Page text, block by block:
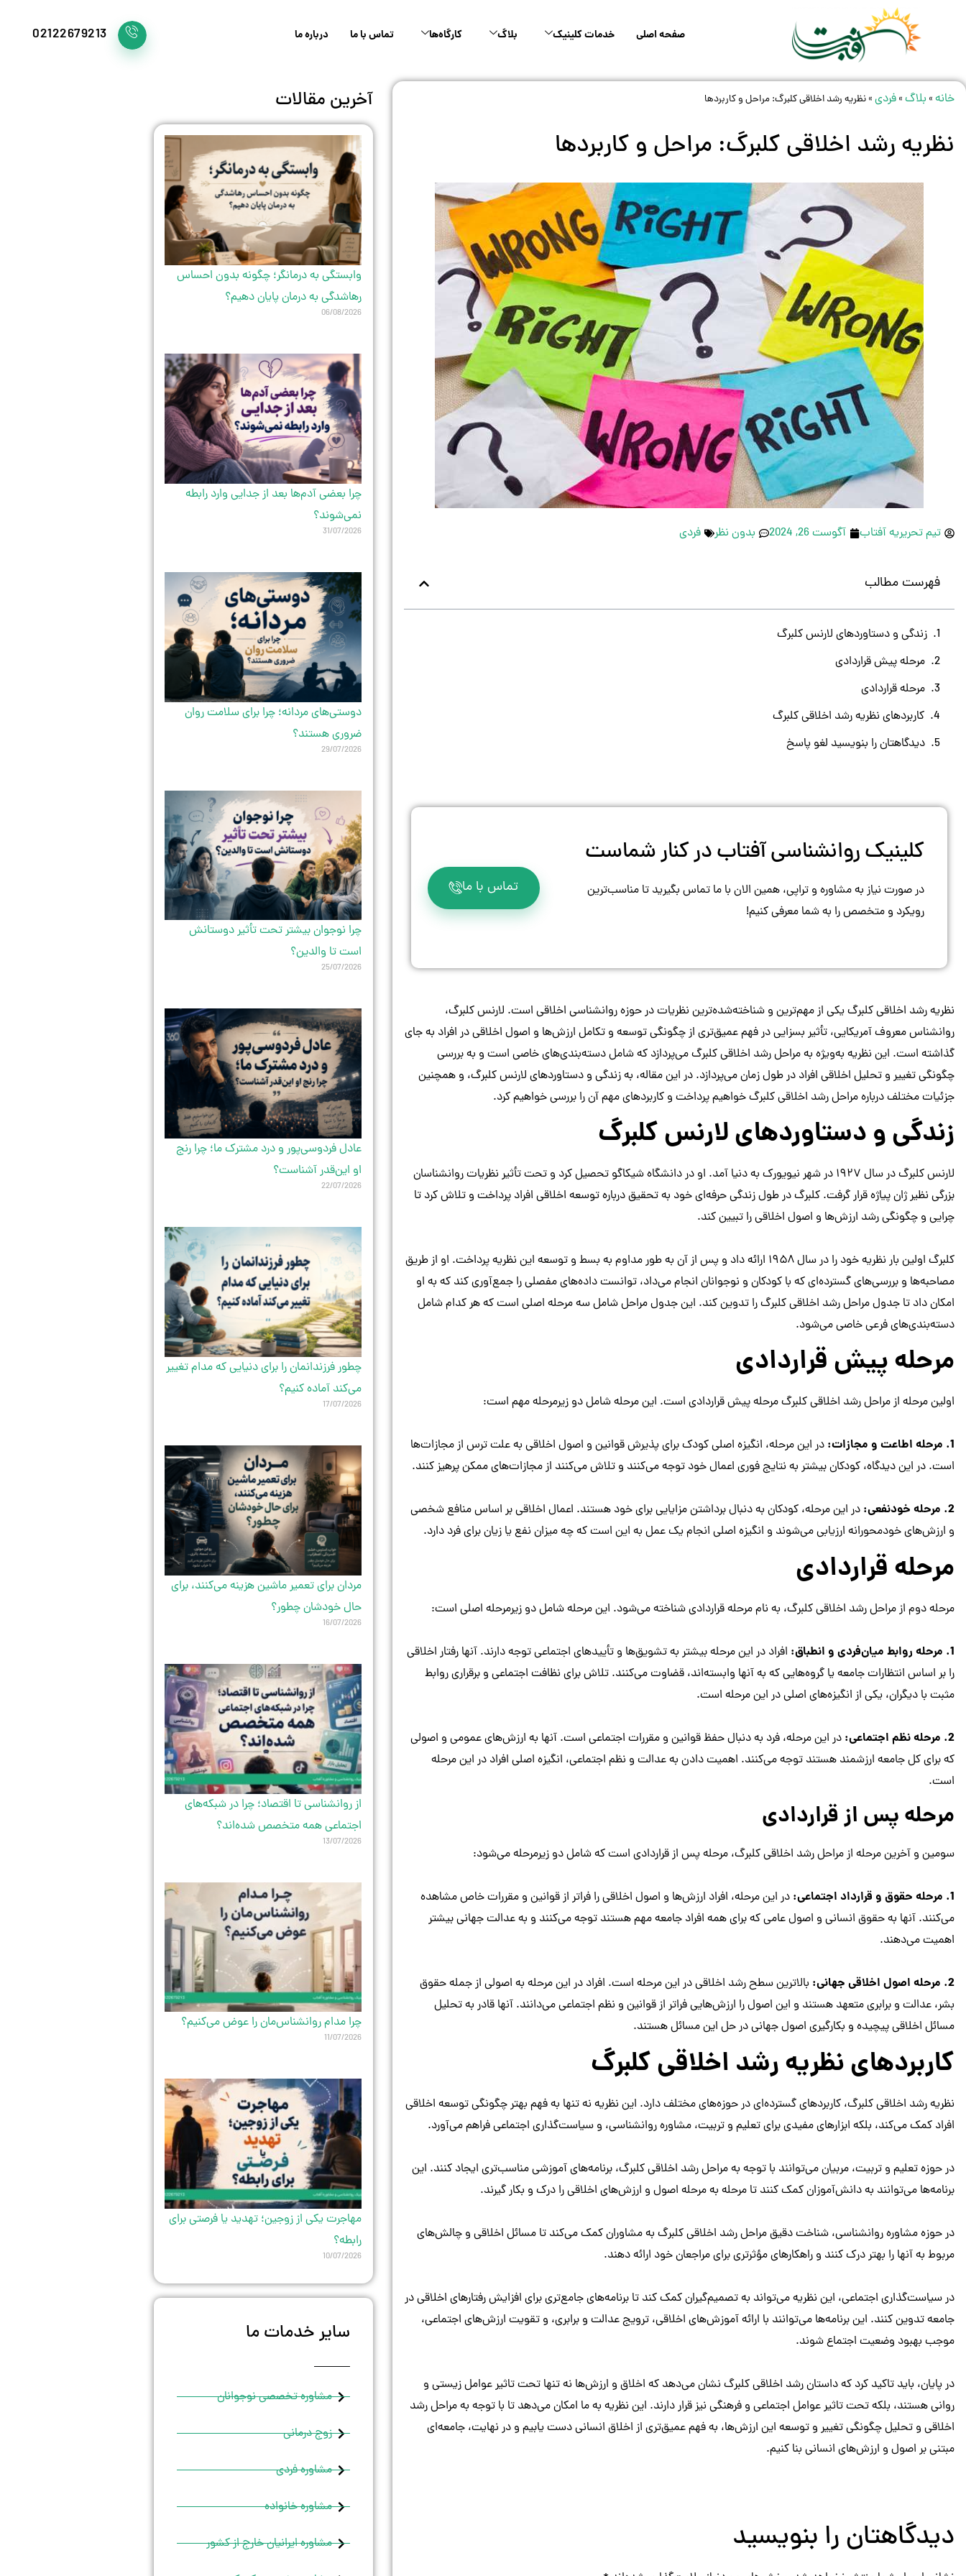
صفحه اصلی خدمات کلینیک بلاگ کارگاه‌ها تماس با ما درباره ما 02122679213
خانه» بلاگ»فردی»نظریه رشد اخلاقی کلبرگ: مراحل و کاربردها
نظریه رشد اخلاقی کلبرگ: مراحل و کاربردها
تیم تحریریه آفتاب آگوست 26, 2024 بدون نظر فردی
فهرست مطالب
زندگی و دستاوردهای لارنس کلبرگ
مرحله پیش قراردادی
مرحله قراردادی
کاربردهای نظریه رشد اخلاقی کلبرگ
دیدگاهتان را بنویسید لغو پاسخ
کلینیک روانشناسی آفتاب در کنار شماست
در صورت نیاز به مشاوره و تراپی، همین الان با ما تماس بگیرید تا مناسب‌ترین
رویکرد و متخصص را به شما معرفی کنیم!
تماس با ما
نظریه رشد اخلاقی کلبرگ یکی از مهم‌ترین و شناخته‌شده‌ترین نظریات در حوزه روانشناسی اخلاقی است. لارنس کلبرگ،
روانشناس معروف آمریکایی، تأثیر بسزایی در فهم عمیق‌تری از چگونگی توسعه و تکامل ارزش‌ها و اصول اخلاقی در افراد به جای
گذاشته است. این نظریه به‌ویژه به مراحل رشد اخلاقی کلبرگ می‌پردازد که شامل دسته‌بندی‌های خاصی است و به بررسی
چگونگی تغییر و تحلیل اخلاقی افراد در طول زمان می‌پردازد. در این مقاله، به زندگی و دستاوردهای لارنس کلبرگ، و همچنین
جزئیات مختلف درباره مراحل رشد اخلاقی کلبرگ خواهیم پرداخت و کاربردهای مهم آن را بررسی خواهیم کرد.
زندگی و دستاوردهای لارنس کلبرگ
لارنس کلبرگ در سال ۱۹۲۷ در شهر نیویورک به دنیا آمد. او در دانشگاه شیکاگو تحصیل کرد و تحت تأثیر نظریات روانشناسان
بزرگی نظیر ژان پیاژه قرار گرفت. کلبرگ در طول زندگی حرفه‌ای خود به تحقیق درباره توسعه اخلاقی افراد پرداخت و تلاش کرد تا
چرایی و چگونگی رشد ارزش‌ها و اصول اخلاقی را تبیین کند.
کلبرگ اولین بار نظریه خود را در سال ۱۹۵۸ ارائه داد و پس از آن به طور مداوم به بسط و توسعه این نظریه پرداخت. او از طریق
مصاحبه‌ها و بررسی‌های گسترده‌ای که با کودکان و نوجوانان انجام می‌داد، توانست داده‌های مفصلی را جمع‌آوری کند که به او
امکان داد تا جدول مراحل رشد اخلاقی کلبرگ را تدوین کند. این جدول مراحل شامل سه مرحله اصلی است که هر کدام شامل
دسته‌بندی‌های فرعی خاصی می‌شود.
مرحله پیش قراردادی
اولین مرحله از مراحل رشد اخلاقی کلبرگ مرحله پیش قراردادی است. این مرحله شامل دو زیرمرحله مهم است:
1. مرحله اطاعت و مجازات:
در این مرحله، انگیزه اصلی کودک برای پذیرش قوانین و اصول اخلاقی به علت ترس از مجازات‌ها
است. در این دیدگاه، کودکان بیشتر به نتایج فوری اعمال خود توجه می‌کنند و تلاش می‌کنند از مجازات‌های ممکن پرهیز کنند.
2. مرحله خودنفعی:
در این مرحله، کودکان به دنبال برداشتن مزایایی برای خود هستند. اعمال اخلاقی بر اساس منافع شخصی
و ارزش‌های خودمحورانه ارزیابی می‌شوند و انگیزه اصلی انجام یک عمل به این است که چه میزان نفع یا زیان برای فرد دارد.
مرحله قراردادی
مرحله دوم از مراحل رشد اخلاقی کلبرگ، به نام مرحله قراردادی شناخته می‌شود. این مرحله شامل دو زیرمرحله اصلی است:
1. مرحله روابط میان‌فردی و انطباق:
افراد در این مرحله بیشتر به تشویق‌ها و تأییدهای اجتماعی توجه دارند. آنها رفتار اخلاقی
را بر اساس انتظارات جامعه یا گروه‌هایی که به آنها وابسته‌اند، قضاوت می‌کنند. تلاش برای نظافت اجتماعی و برقراری روابط
مثبت با دیگران، یکی از انگیزه‌های اصلی در این مرحله است.
2. مرحله نظم اجتماعی:
در این مرحله، فرد به دنبال حفظ قوانین و مقررات اجتماعی است. آنها به ارزش‌های عمومی و اصولی
که برای کل جامعه ارزشمند هستند توجه می‌کنند. اهمیت دادن به عدالت و نظم اجتماعی، انگیزه اصلی افراد در این مرحله
است.
مرحله پس از قراردادی
سومین و آخرین مرحله از مراحل رشد اخلاقی کلبرگ، مرحله پس از قراردادی است که شامل دو زیرمرحله می‌شود:
1. مرحله حقوق و قرارداد اجتماعی:
در این مرحله، افراد ارزش‌ها و اصول اخلاقی را فراتر از قوانین و مقررات خاص مشاهده
می‌کنند. آنها به حقوق انسانی و اصول عامی که برای همه افراد جامعه مهم هستند توجه می‌کنند و به عدالت جهانی بیشتر
اهمیت می‌دهند.
2. مرحله اصول اخلاقی جهانی:
بالاترین سطح رشد اخلاقی در این مرحله است. افراد در این مرحله به اصولی از جمله حقوق
بشر، عدالت و برابری متعهد هستند و این اصول را ارزش‌هایی فراتر از قوانین و نظم اجتماعی می‌دانند. آنها قادر به تحلیل
مسائل اخلاقی پیچیده و بکارگیری اصول جهانی در حل این مسائل هستند.
کاربردهای نظریه رشد اخلاقی کلبرگ
نظریه رشد اخلاقی کلبرگ، کاربردهای گسترده‌ای در حوزه‌های مختلف دارد. این نظریه نه تنها به فهم بهتر چگونگی توسعه اخلاقی
افراد کمک می‌کند، بلکه ابزارهای مفیدی برای تعلیم و تربیت، مشاوره روانشناسی، و سیاست‌گذاری اجتماعی فراهم می‌آورد.
در حوزه تعلیم و تربیت، مربیان می‌توانند با توجه به مراحل رشد اخلاقی کلبرگ، برنامه‌های آموزشی مناسب‌تری ایجاد کنند. این
برنامه‌ها می‌توانند به دانش‌آموزان کمک کنند تا مرحله به مرحله اصول و ارزش‌های اخلاقی را درک و بکار گیرند.
در حوزه مشاوره روانشناسی، شناخت دقیق مراحل رشد اخلاقی کلبرگ به مشاوران کمک می‌کند تا مسائل اخلاقی و چالش‌های
مربوط به آنها را بهتر درک کنند و راهکارهای مؤثرتری برای مراجعان خود ارائه دهند.
در سیاست‌گذاری اجتماعی، این نظریه می‌تواند به تصمیم‌گیران کمک کند تا برنامه‌های جامع‌تری برای افزایش رفتارهای اخلاقی در
جامعه تدوین کنند. این برنامه‌ها می‌توانند با ارائه آموزش‌های اخلاقی، ترویج عدالت و برابری، و تقویت ارزش‌های اجتماعی،
موجب بهبود وضعیت اجتماع شوند.
در پایان، باید تاکید کرد که داستان رشد اخلاقی کلبرگ نشان می‌دهد که اخلاق و ارزش‌ها نه تنها تحت تاثیر عوامل زیستی و
روانی هستند، بلکه تحت تاثیر عوامل اجتماعی و فرهنگی نیز قرار دارند. این نظریه به ما امکان می‌دهد تا با توجه به مراحل رشد
اخلاقی و تحلیل چگونگی تغییر و توسعه این ارزش‌ها، به فهم عمیق‌تری از اخلاق انسانی دست یابیم و در نهایت، جامعه‌ای
مبتنی بر اصول و ارزش‌های انسانی بنا کنیم.
دیدگاهتان را بنویسید
آخرین مقالات
وابستگی به درمانگر؛ چگونه بدون احساس
رهاشدگی به درمان پایان دهیم؟
06/08/2026
چرا بعضی آدم‌ها بعد از جدایی وارد رابطه
نمی‌شوند؟
31/07/2026
دوستی‌های مردانه؛ چرا برای سلامت روان
ضروری هستند؟
29/07/2026
چرا نوجوان بیشتر تحت تأثیر دوستانش
است تا والدین؟
25/07/2026
عادل فردوسی‌پور و درد مشترک ما؛ چرا رنج
او این‌قدر آشناست؟
22/07/2026
چطور فرزندانمان را برای دنیایی که مدام تغییر
می‌کند آماده کنیم؟
17/07/2026
مردان برای تعمیر ماشین هزینه می‌کنند، برای
حال خودشان چطور؟
16/07/2026
از روانشناسی تا اقتصاد؛ چرا در شبکه‌های
اجتماعی همه متخصص شده‌اند؟
13/07/2026
چرا مدام روانشناس‌مان را عوض می‌کنیم؟
11/07/2026
مهاجرت یکی از زوجین؛ تهدید یا فرصتی برای
رابطه؟
10/07/2026
سایر خدمات ما
مشاوره تخصصی نوجوانان
زوج درمانی
مشاوره فردی
مشاوره خانواده
مشاوره ایرانیان خارج از کشور